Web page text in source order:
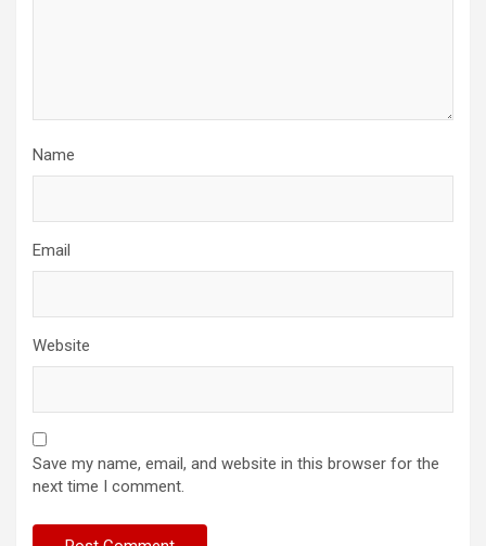
Name
Email
Website
Save my name, email, and website in this browser for the
next time I comment.